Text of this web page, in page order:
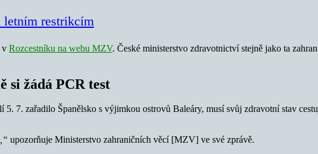
letním restrikcím
v Rozcestníku na webu MZV. České ministerstvo zdravotnictví stejně jako ta
si žádá PCR test
5. 7. zařadilo Španělsko s výjimkou ostrovů Baleáry, musí svůj zdravotní stav
upozorňuje Ministerstvo zahraničních věcí [MZV] ve své zprávě.